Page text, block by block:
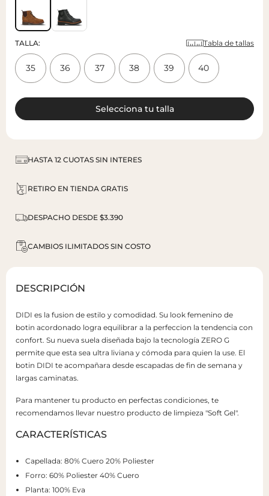
TALLA: Tabla de tallas
35Variante
agotada
o
disponible
36 Variante
agotada
o
disponible
37 Variante
agotada
o
no
disponible
38Variante
agotada
o
no
disponible
39 Variante
agotada
o
no
disponible
40Variante
agotada
o
disponible
Selecciona tu talla
HASTA 12 CUOTAS SIN INTERES
RETIRO EN TIENDA GRATIS
DESPACHO DESDE $3.390
CAMBIOS ILIMITADOS SIN COSTO
DESCRIPCIÓN
DIDI es la fusion de estilo y comodidad. Su look femenino de
botin acordonado logra equilibrar a la perfeccion la tendencia con
confort. Su nueva suela diseñada bajo la tecnología ZERO G
permite que esta sea ultra liviana y cómoda para quien la use. El
botin DIDI te acompañara desde escapadas de fin de semana y
largas caminatas.
Para mantener tu producto en perfectas condiciones, te
recomendamos llevar nuestro producto de limpieza "Soft Gel".
CARACTERÍSTICAS
Capellada: 80% Cuero 20% Poliester
Forro: 60% Poliester 40% Cuero
Planta: 100% Eva